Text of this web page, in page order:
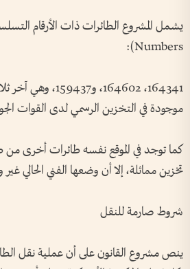
Numbers):
موجودة في التخزين الرسمي لدى القوات
تخزين مماثلة، إلا أن وضعها الفني الحالي
شروط صارمة للنقل
ينص مشروع القانون على أن عملية نقل